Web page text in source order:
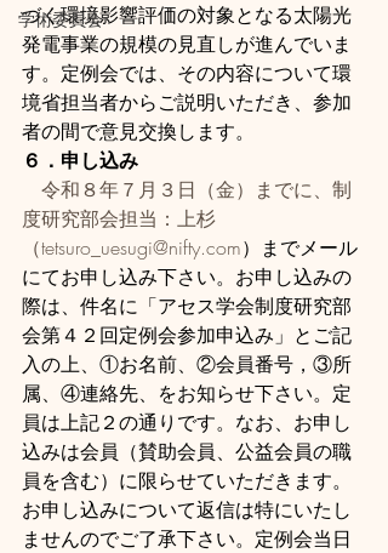
学術委員会
づく環境影響評価の対象となる太陽光
発電事業の規模の見直しが進んでいま
す。定例会では、その内容について環
境省担当者からご説明いただき、参加
者の間で意見交換します。
６．申し込み
令和８年７月３日（金）までに、制
度研究部会担当：上杉
（tetsuro_uesugi@nifty.com）までメール
にてお申し込み下さい。お申し込みの
際は、件名に「アセス学会制度研究部
会第４２回定例会参加申込み」とご記
入の上、①お名前、②会員番号，③所
属、④連絡先、をお知らせ下さい。定
員は上記２の通りです。なお、お申し
込みは会員（賛助会員、公益会員の職
員を含む）に限らせていただきます。
お申し込みについて返信は特にいたし
ませんのでご了承下さい。定例会当日